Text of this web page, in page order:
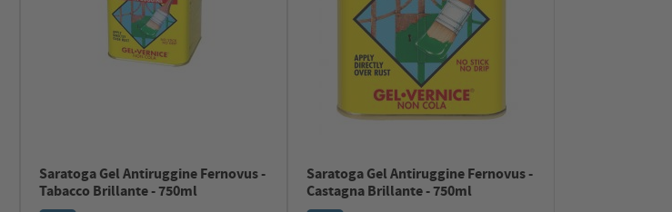
Saratoga Gel Antiruggine Fernovus -
Tabacco Brillante - 750ml
Saratoga Gel Antiruggine Fernovus -
Castagna Brillante - 750ml